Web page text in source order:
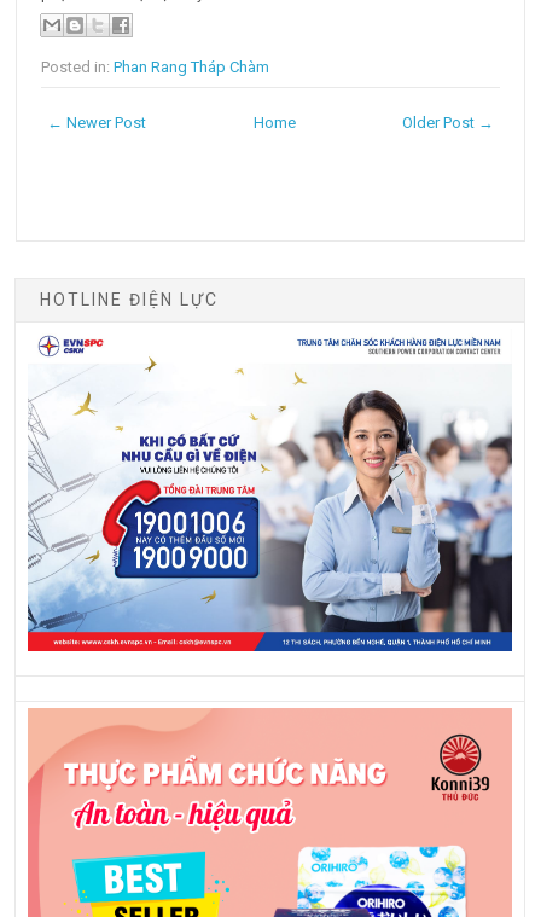
Posted in:Phan Rang Tháp Chàm
← Newer Post Older Post →
Home
HOTLINE ĐIỆN LỰC